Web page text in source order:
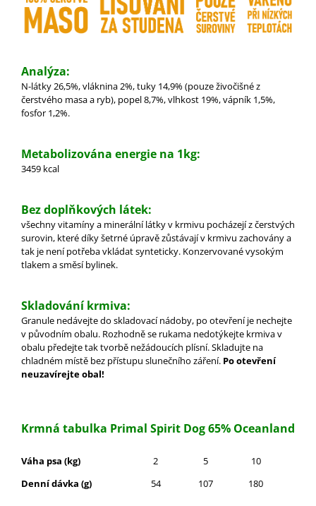
Analýza:
N-látky 26,5%, vláknina 2%, tuky 14,9% (pouze živočišné z
čerstvého masa a ryb), popel 8,7%, vlhkost 19%, vápník 1,5%,
fosfor 1,2%.
Metabolizována energie na 1kg:
3459 kcal
Bez doplňkových látek:
všechny vitamíny a minerální látky v krmivu pocházejí z čerstvých
surovin, které díky šetrné úpravě zůstávají v krmivu zachovány a
tak je není potřeba vkládat synteticky. Konzervované vysokým
tlakem a směsí bylinek.
Skladování krmiva:
Granule nedávejte do skladovací nádoby, po otevření je nechejte
v původním obalu. Rozhodně se rukama nedotýkejte krmiva v
obalu předejte tak tvorbě nežádoucích plísní.Skladujte na
chladném místě bez přístupu slunečního záření. Po otevření
neuzavírejte obal!
Krmná tabulka Primal Spirit Dog 65% Oceanland
Váha psa (kg) 2 5 10
Denní dávka (g)
54 107 180